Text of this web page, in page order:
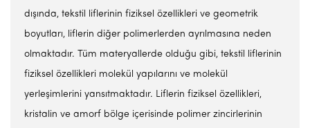
dışında, tekstil liflerinin fiziksel özellikleri ve geometrik
boyutları, liflerin diğer polimerlerden ayrılmasına neden
olmaktadır. Tüm materyallerde olduğu gibi, tekstil liflerinin
fiziksel özellikleri molekül yapılarını ve molekül
yerleşimlerini yansıtmaktadır. Liflerin fiziksel özellikleri,
kristalin ve amorf bölge içerisinde polimer zincirlerinin